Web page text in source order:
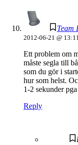
Team
2012-06-21 @
Ett problem om
måste segla till
som du gör i
hur som helst.
1-2 sekunder
Reply